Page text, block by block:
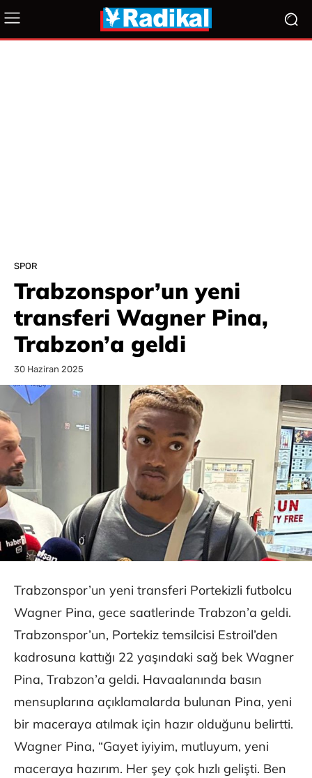
SPOR
Trabzonspor’un yeni
transferi Wagner Pina,
Trabzon’a geldi
30 Haziran 2025
Trabzonspor’un yeni transferi Portekizli futbolcu
Wagner Pina, gece saatlerinde Trabzon’a geldi.
Trabzonspor’un, Portekiz temsilcisi Estroil’den
kadrosuna kattığı 22 yaşındaki sağ bek Wagner
Pina, Trabzon’a geldi. Havaalanında basın
mensuplarına açıklamalarda bulunan Pina, yeni
bir maceraya atılmak için hazır olduğunu belirtti.
Wagner Pina, “Gayet iyiyim, mutluyum, yeni
maceraya hazırım. Her şey çok hızlı gelişti. Ben